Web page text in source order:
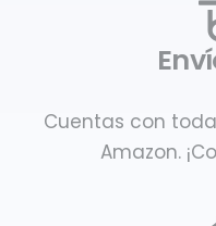
Cuentas con
Amazon.